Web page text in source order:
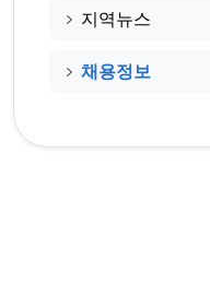
지역뉴스
채용정보